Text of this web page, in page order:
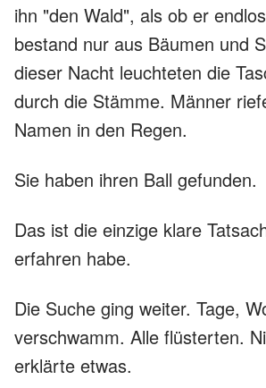
ihn "den Wald", als ob er
bestand nur aus Bäumen und
dieser Nacht leuchteten die
durch die Stämme. Männer
Namen in den Regen.
Sie haben ihren Ball gefunden.
Das ist die einzige klare
erfahren habe.
Die Suche ging weiter. Tage,
verschwamm. Alle flüsterten.
erklärte etwas.